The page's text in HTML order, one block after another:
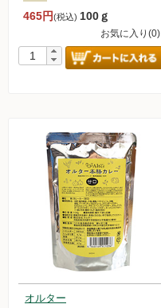
465円(税込) 100ｇ
お気に入り(0)
オルター